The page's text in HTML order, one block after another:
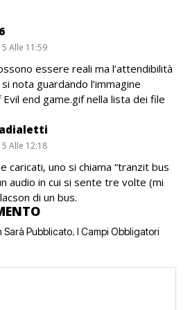
Alle 11:59
essere reali ma l’attendibilità
nota guardando l’immagine
end game.gif nella lista dei file
Alle 12:18
caricati, uno si chiama “tranzit bus
audio in cui si sente tre volte (mi
di un bus.
Sarà Pubblicato. I Campi Obbligatori